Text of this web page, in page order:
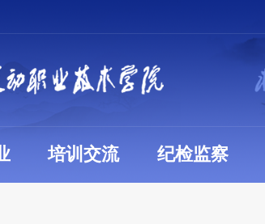
培训交流 纪检监察